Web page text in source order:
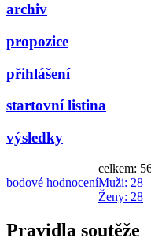
archiv
propozice
přihlášení
startovní listina
výsledky
bodové hodnocení
celkem:
Muži: 28
Ženy: 28
Pravidla soutěže